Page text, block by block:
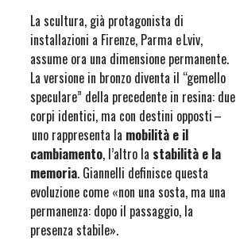
La scultura, già protagonista di
installazioni a Firenze, Parma e Lviv,
assume ora una dimensione permanente.
La versione in bronzo diventa il “gemello
speculare” della precedente in resina: due
corpi identici, ma con destini opposti –
uno rappresenta la mobilità e il
cambiamento, l’altro la stabilità e la
memoria. Giannelli definisce questa
evoluzione come «non una sosta, ma una
permanenza: dopo il passaggio, la
presenza stabile».